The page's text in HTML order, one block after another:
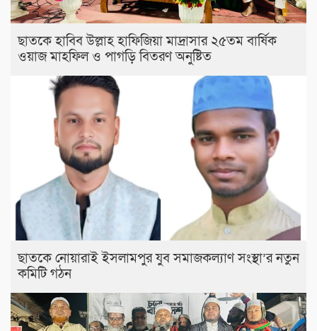
ছাতকে হাবিব উল্লাহ হাফিজিয়া মাদ্রাসার ২৫তম বার্ষিক
ওয়াজ মাহফিল ও পাগড়ি বিতরণ অনুষ্টিত
ছাতকে নোয়ারাই ইসলামপুর যুব সমাজকল্যাণ সংস্থা’র নতুন
কমিটি গঠন